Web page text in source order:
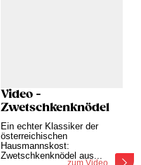
Video -
Zwetschkenknödel
Ein echter Klassiker der
österreichischen
Hausmannskost:
Zwetschkenknödel aus...
zum Video